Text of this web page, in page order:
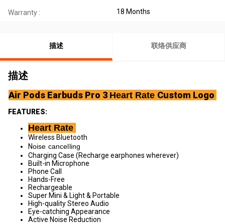
Warranty : 18 Months
描述 联络供应商
描述
Air Pods Earbuds Pro 3 Heart Rate Custom Logo
FEATURES:
Heart Rate
Wireless Bluetooth
Noise cancelling
Charging Case (Recharge earphones wherever)
Built-in Microphone
Phone Call
Hands-Free
Rechargeable
Super Mini & Light & Portable
High-quality Stereo Audio
Eye-catching Appearance
Active Noise Reduction